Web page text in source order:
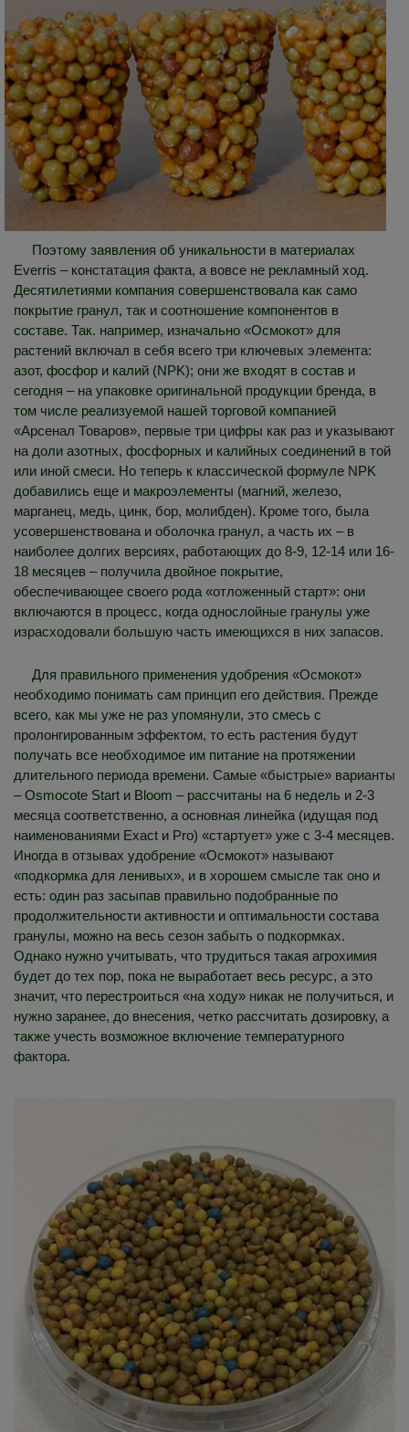
Поэтому заявления об уникальности в материалах
Everris – констатация факта, а вовсе не рекламный ход.
Десятилетиями компания совершенствовала как само
покрытие гранул, так и соотношение компонентов в
составе. Так. например, изначально «Осмокот» для
растений включал в себя всего три ключевых элемента:
азот, фосфор и калий (NPK); они же входят в состав и
сегодня – на упаковке оригинальной продукции бренда, в
том числе реализуемой нашей торговой компанией
«Арсенал Товаров», первые три цифры как раз и указывают
на доли азотных, фосфорных и калийных соединений в той
или иной смеси. Но теперь к классической формуле NPK
добавились еще и макроэлементы (магний, железо,
марганец, медь, цинк, бор, молибден). Кроме того, была
усовершенствована и оболочка гранул, а часть их – в
наиболее долгих версиях, работающих до 8-9, 12-14 или 16-
18 месяцев – получила двойное покрытие,
обеспечивающее своего рода «отложенный старт»: они
включаются в процесс, когда однослойные гранулы уже
израсходовали большую часть имеющихся в них запасов.
Для правильного применения удобрения «Осмокот»
необходимо понимать сам принцип его действия. Прежде
всего, как мы уже не раз упомянули, это смесь с
пролонгированным эффектом, то есть растения будут
получать все необходимое им питание на протяжении
длительного периода времени. Самые «быстрые» варианты
– Osmocote Start и Bloom – рассчитаны на 6 недель и 2-3
месяца соответственно, а основная линейка (идущая под
наименованиями Exact и Pro) «стартует» уже с 3-4 месяцев.
Иногда в отзывах удобрение «Осмокот» называют
«подкормка для ленивых», и в хорошем смысле так оно и
есть: один раз засыпав правильно подобранные по
продолжительности активности и оптимальности состава
гранулы, можно на весь сезон забыть о подкормках.
Однако нужно учитывать, что трудиться такая агрохимия
будет до тех пор, пока не выработает весь ресурс, а это
значит, что перестроиться «на ходу» никак не получиться, и
нужно заранее, до внесения, четко рассчитать дозировку, а
также учесть возможное включение температурного
фактора.